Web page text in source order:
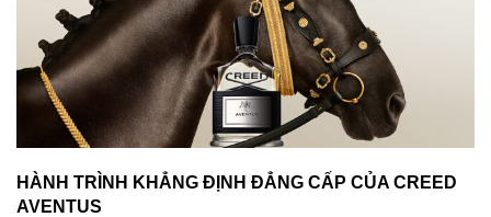
HÀNH TRÌNH KHẲNG ĐỊNH ĐẲNG CẤP CỦA CREED
AVENTUS